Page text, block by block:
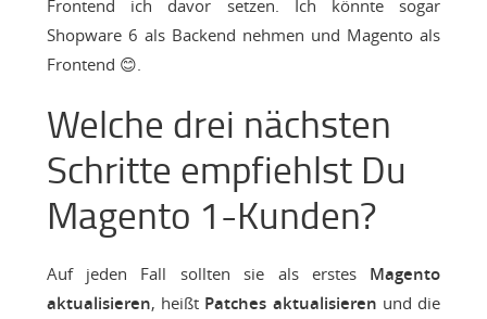
Frontend ich davor setzen. Ich könnte sogar
Shopware 6 als Backend nehmen und Magento als
Frontend 😊.
Welche drei nächsten
Schritte empfiehlst Du
Magento 1-Kunden?
Auf jeden Fall sollten sie als erstes Magento
aktualisieren, heißt Patches aktualisieren und die